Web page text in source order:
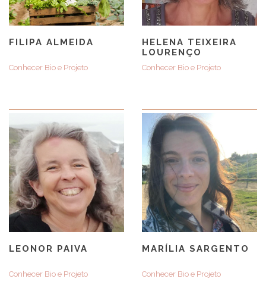
FILIPA ALMEIDA
Conhecer Bio e Projeto
HELENA TEIXEIRA
LOURENÇO​
Conhecer Bio e Projeto
LEONOR PAIVA
Conhecer Bio e Projeto
MARÍLIA SARGENTO
Conhecer Bio e Projeto